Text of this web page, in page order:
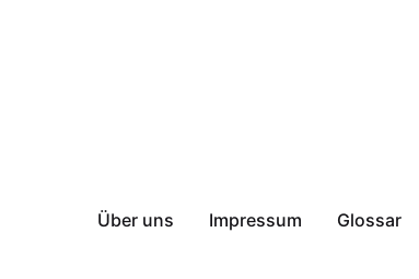
Über uns Impressum Glossar